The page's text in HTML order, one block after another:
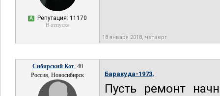
А Репутация: 11170
В отпуске
18 января 2018, четверг
Сибирский Кот, 40
Россия, Новосибирск
Баракуда-1973,
Пусть ремонт